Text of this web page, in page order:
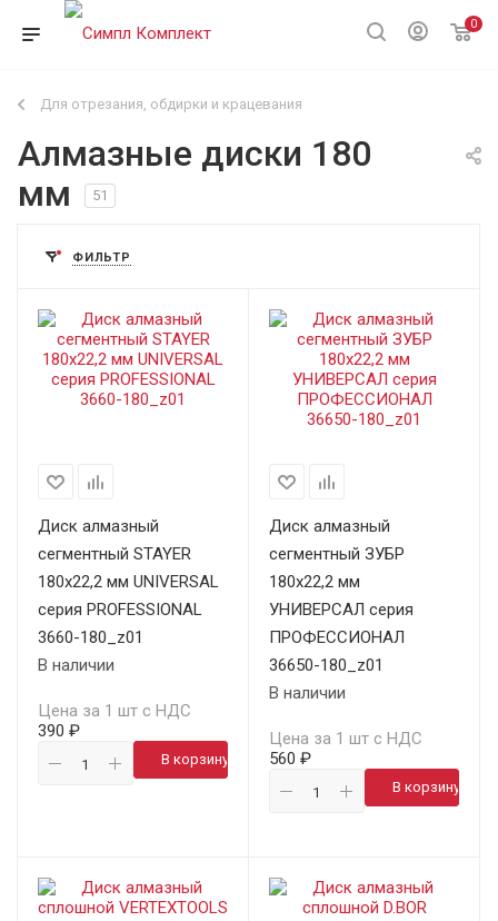
0
Для отрезания, обдирки и крацевания
Алмазные диски 180
мм
51
ФИЛЬТР
Диск алмазный
сегментный STAYER
180х22,2 мм UNIVERSAL
серия PROFESSIONAL
3660-180_z01
В наличии
Цена за 1 шт с НДС
390 ₽
В корзину
Диск алмазный
сегментный ЗУБР
180х22,2 мм
УНИВЕРСАЛ серия
ПРОФЕССИОНАЛ
36650-180_z01
В наличии
Цена за 1 шт с НДС
560 ₽
В корзину